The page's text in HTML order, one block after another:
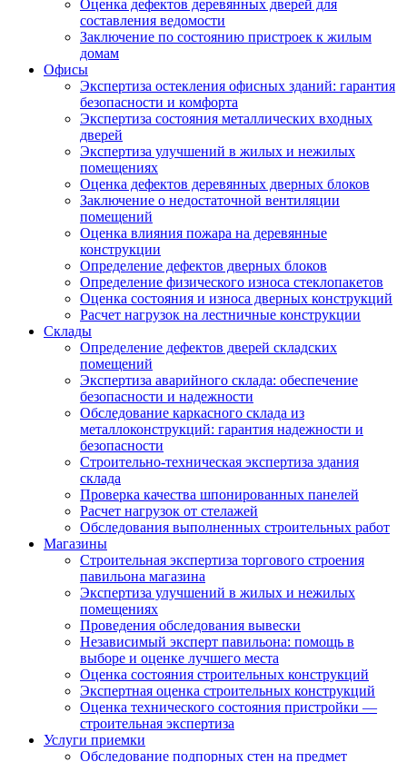
Оценка дефектов деревянных дверей для
составления ведомости
Заключение по состоянию пристроек к жилым
домам
Офисы
Экспертиза остекления офисных зданий: гарантия
безопасности и комфорта
Экспертиза состояния металлических входных
дверей
Экспертиза улучшений в жилых и нежилых
помещениях
Оценка дефектов деревянных дверных блоков
Заключение о недостаточной вентиляции
помещений
Оценка влияния пожара на деревянные
конструкции
Определение дефектов дверных блоков
Определение физического износа стеклопакетов
Оценка состояния и износа дверных конструкций
Расчет нагрузок на лестничные конструкции
Склады
Определение дефектов дверей складских
помещений
Экспертиза аварийного склада: обеспечение
безопасности и надежности
Обследование каркасного склада из
металлоконструкций: гарантия надежности и
безопасности
Строительно-техническая экспертиза здания
склада
Проверка качества шпонированных панелей
Расчет нагрузок от стелажей
Обследования выполненных строительных работ
Магазины
Строительная экспертиза торгового строения
павильона магазина
Экспертиза улучшений в жилых и нежилых
помещениях
Проведения обследования вывески
Независимый эксперт павильона: помощь в
выборе и оценке лучшего места
Оценка состояния строительных конструкций
Экспертная оценка строительных конструкций
Оценка технического состояния пристройки —
строительная экспертиза
Услуги приемки
Обследование подпорных стен на предмет